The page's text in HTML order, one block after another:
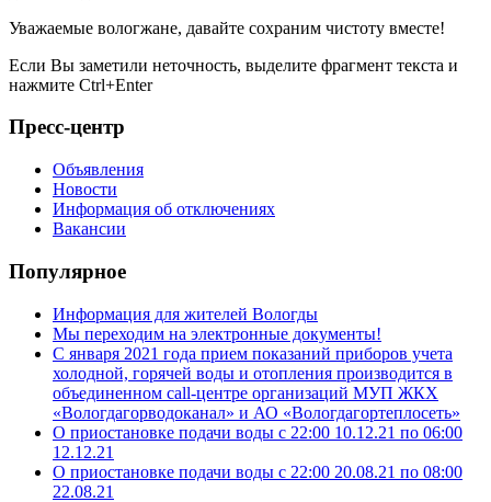
Уважаемые вологжане, давайте сохраним чистоту вместе!
Если Вы заметили неточность, выделите фрагмент текста и
нажмите Ctrl+Enter
Пресс-центр
Объявления
Новости
Информация об отключениях
Вакансии
Популярное
Информация для жителей Вологды
Мы переходим на электронные документы!
С января 2021 года прием показаний приборов учета
холодной, горячей воды и отопления производится в
объединенном call-центре организаций МУП ЖКХ
«Вологдагорводоканал» и АО «Вологдагортеплосеть»
О приостановке подачи воды с 22:00 10.12.21 по 06:00
12.12.21
О приостановке подачи воды с 22:00 20.08.21 по 08:00
22.08.21